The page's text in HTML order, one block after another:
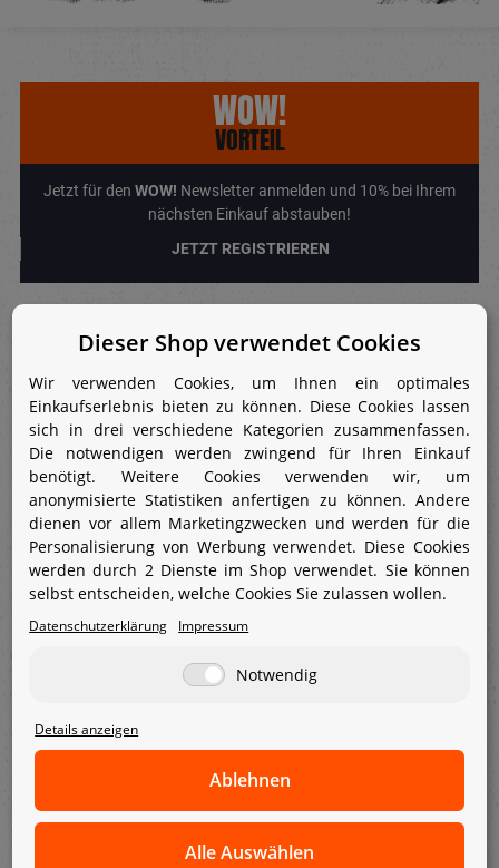
WOW!
VORTEIL
Jetzt für den WOW! Newsletter anmelden und 10% bei Ihrem
nächsten Einkauf abstauben!
JETZT REGISTRIEREN
Beschreibung
Funcke Einhandkarabinerhaken Typ MB51
- geprüft nach EN362:2004 Klasse T
- Verschluss zweifach gesichert
- aus Stahl, verzinkt
- Öffnung 18mm
- Länge 130mm
- Gewicht 240g
Jegliche PSA gegen Absturzsicherung als auch Leitern,
bedarf einer jährlichen sachkundigen Überprüfung!
Absturzsicherung so wohl im Innen als auch im
Außenbereich für Sie Planen- Montieren und
Alle unser Projekte werden durch fachkundiges,
Dieser Shop verwendet Cookies
Wir verwenden Cookies, um Ihnen ein optimales
Einkaufserlebnis bieten zu können. Diese Cookies lassen
sich in drei verschiedene Kategorien zusammenfassen.
Die notwendigen werden zwingend für Ihren Einkauf
benötigt. Weitere Cookies verwenden wir, um
anonymisierte Statistiken anfertigen zu können. Andere
dienen vor allem Marketingzwecken und werden für die
Personalisierung von Werbung verwendet. Diese Cookies
werden durch 2 Dienste im Shop verwendet. Sie können
selbst entscheiden, welche Cookies Sie zulassen wollen.
Datenschutzerklärung Impressum
Notwendig
Details anzeigen
Ablehnen
Alle Auswählen